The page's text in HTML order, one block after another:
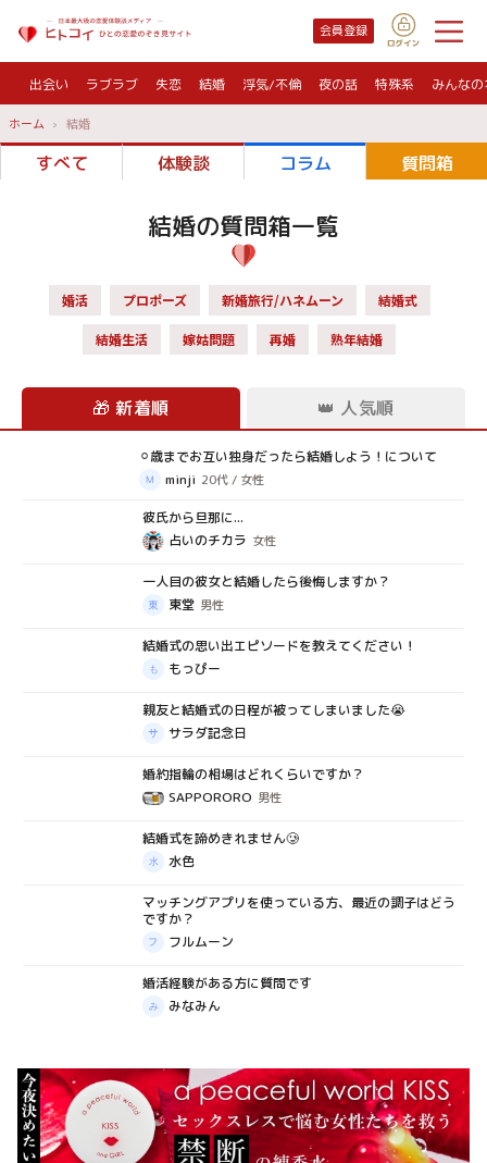
会員登録
出会い ラブラブ 失恋 結婚 浮気/不倫 夜の話 特殊系 みんな
ホーム 結婚
すべて 体験談 コラム 質問箱
結婚の質問箱一覧
婚活 プロポーズ 新婚旅行/ハネムーン 結婚式
結婚生活 嫁姑問題 再婚 熟年結婚
🎁 新着順 👑 人気順
⚪︎歳までお互い独身だったら結婚しよう！について
minji 20代/ 女性
彼氏から旦那に...
占いのチカラ 女性
一人目の彼女と結婚したら後悔しますか？
東堂 男性
結婚式の思い出エピソードを教えてください！
もっぴー
親友と結婚式の日程が被ってしまいました😭
サラダ記念日
婚約指輪の相場はどれくらいですか？
SAPPORORO 男性
結婚式を諦めきれません🥲
水色
マッチングアプリを使っている方、最近の調子はどう
ですか？
フルムーン
婚活経験がある方に質問です
みなみん